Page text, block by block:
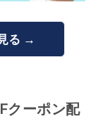
る →
クーポン配